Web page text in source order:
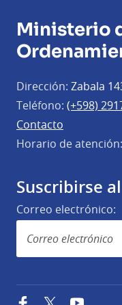
Ministerio
Dirección: Zabala
Teléfono: (+598)
Contacto
Horario de atención:
Suscribirse
Correo electrónico:
FacebookTwitterYouTube